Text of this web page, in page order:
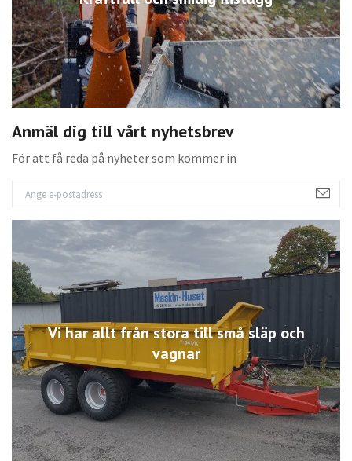
Anmäl dig till vårt nyhetsbrev
För att få reda på nyheter som kommer in
Vi har allt från stora till små släp och
vagnar